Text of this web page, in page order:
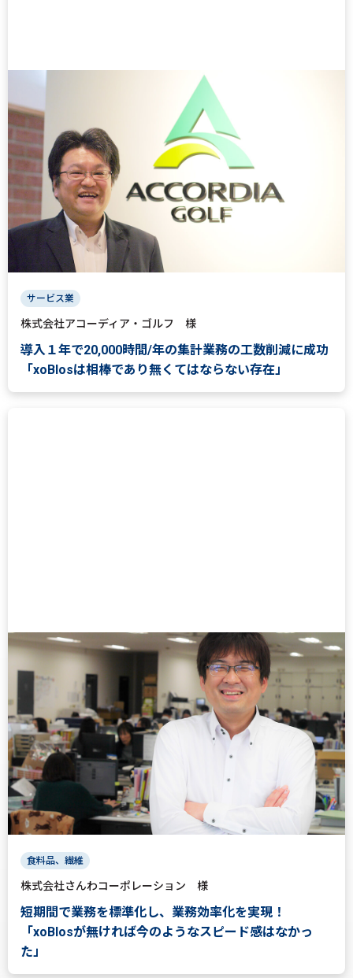
サービス業
株式会社アコーディア・ゴルフ 様
導入１年で20,000時間/年の集計業務の工数削減に成功
「xoBlosは相棒であり無くてはならない存在」
食料品、繊維
株式会社さんわコーポレーション 様
短期間で業務を標準化し、業務効率化を実現！
「xoBlosが無ければ今のようなスピード感はなかっ
た」